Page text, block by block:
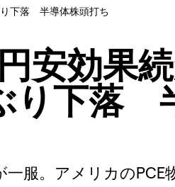
下落 半導体株頭打ち
安効果
り下落
一服。アメリカのPCE